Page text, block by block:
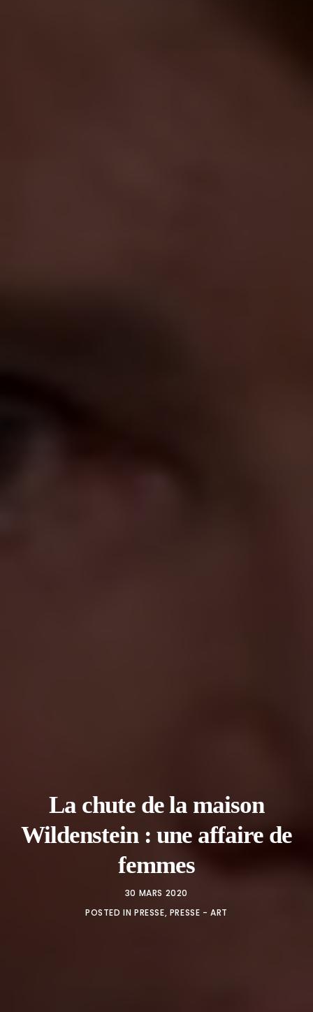
La chute de la maison
Wildenstein : une affaire de
femmes
30 MARS 2020
POSTED IN PRESSE, PRESSE - ART